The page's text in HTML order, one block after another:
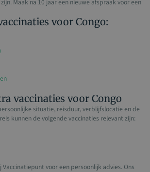
Maak na 10 jaar een nieuwe afspraak voor een
voor Congo:
vaccinaties voor Congo
situatie, reisduur, verblijfslocatie en de
kunnen de volgende vaccinaties relevant zijn:
voor een persoonlijk advies. Ons